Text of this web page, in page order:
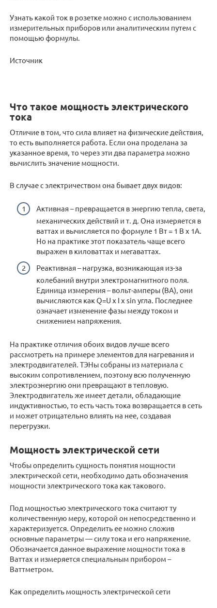
Узнать какой ток в розетке можно с использованием
измерительных приборов или аналитическим путем с
помощью формулы.
Источник
Что такое мощность электрического
тока
Отличие в том, что сила влияет на физические действия,
то есть выполняется работа. Если она проделана за
указанное время, то через эти два параметра можно
вычислить значение мощности.
В случае с электричеством она бывает двух видов:
Активная – превращается в энергию тепла, света,
механических действий и т. д. Она измеряется в
ваттах и вычисляется по формуле 1 Вт = 1 В х 1А.
Но на практике этот показатель чаще всего
выражен в киловаттах и мегаваттах.
Реактивная – нагрузка, возникающая из-за
колебаний внутри электромагнитного поля.
Единица измерения – вольт-амперы (ВА), они
вычисляются как Q=U x I x sin угла. Последнее
означает изменение фазы между током и
снижением напряжения.
На практике отличия обоих видов лучше всего
рассмотреть на примере элементов для нагревания и
электродвигателей. ТЭНы собраны из материала с
высоким сопротивлением, поэтому всю полученную
электроэнергию они превращают в тепловую.
Электродвигатель же имеет детали, обладающие
индуктивностью, то есть часть тока возвращается в сеть
и может отрицательно влиять на нее, создавая
перегрузки.
Мощность электрической сети
Чтобы определить сущность понятия мощности
электрической сети, необходимо дать обозначения
мощности электрического тока как такового.
Под мощностью электрического тока считают ту
количественную меру, которой он непосредственно и
характеризуется. Определить ее можно сложив
основные параметры — силу тока и его напряжение.
Обозначается данное выражение мощности тока в
Ваттах и измеряется специальным прибором –
Ваттметром.
Как определить мощность электрической сети